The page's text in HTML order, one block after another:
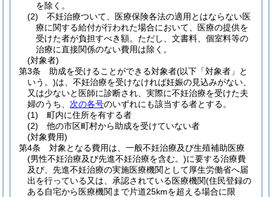
を除く。
(2)
不妊治療ついて、医療保険各法の適用とはならない医
療に関する給付が行われた場合において、医療の提供を
受けた者が負担すべき額。 ただし、文書料、個室料等の
治療に直接関係のない費用は除く。
(対象者)
第3条
助成を受けることができる対象者(以下「対象者」と
いう。)は、不妊治療を受けなければ妊娠の見込みがない、
又は少ないと医師に診断され、実際に不妊治療を受けた夫
婦のうち、 次の各号のいずれにも該当する者とする。
(1)
町内に住所を有する者
(2)
他の市区町村から助成を受けていない者
(対象費用)
第4条
対象となる費用は、一般不妊治療及び生殖補助医療
(男性不妊治療及び先進不妊治療を含む。)に要する治療費
及び、先進不妊治療の実施医療機関として厚生労働省へ届
出を行っている又は、承認されている医療機関(住民登録の
ある自宅から医療機関まで片道25kmを超える場合に限